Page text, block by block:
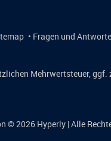
• Fragen und
Mehrwertsteuer,
© 2026 Hyperly | Alle